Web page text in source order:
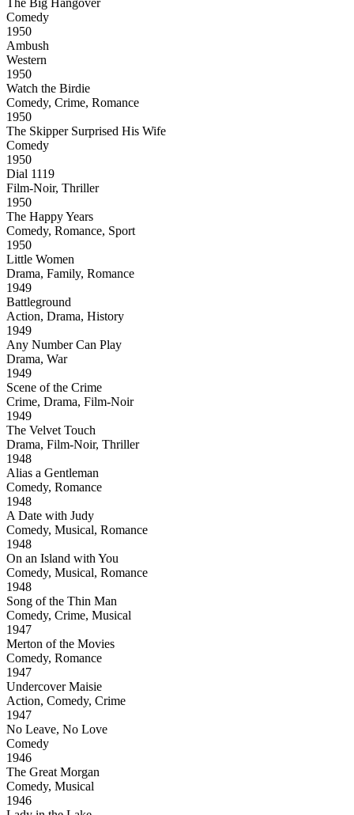
The Big Hangover
Comedy
1950
Ambush
Western
1950
Watch the Birdie
Comedy, Crime, Romance
1950
The Skipper Surprised His Wife
Comedy
1950
Dial 1119
Film-Noir, Thriller
1950
The Happy Years
Comedy, Romance, Sport
1950
Little Women
Drama, Family, Romance
1949
Battleground
Action, Drama, History
1949
Any Number Can Play
Drama, War
1949
Scene of the Crime
Crime, Drama, Film-Noir
1949
The Velvet Touch
Drama, Film-Noir, Thriller
1948
Alias a Gentleman
Comedy, Romance
1948
A Date with Judy
Comedy, Musical, Romance
1948
On an Island with You
Comedy, Musical, Romance
1948
Song of the Thin Man
Comedy, Crime, Musical
1947
Merton of the Movies
Comedy, Romance
1947
Undercover Maisie
Action, Comedy, Crime
1947
No Leave, No Love
Comedy
1946
The Great Morgan
Comedy, Musical
1946